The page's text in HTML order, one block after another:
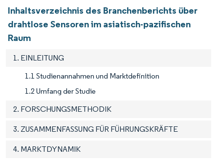
Inhaltsverzeichnis des Branchenberichts über
drahtlose Sensoren im asiatisch-pazifischen
Raum
1. EINLEITUNG
1.1 Studienannahmen und Marktdefinition
1.2 Umfang der Studie
2. FORSCHUNGSMETHODIK
3. ZUSAMMENFASSUNG FÜR FÜHRUNGSKRÄFTE
4. MARKTDYNAMIK